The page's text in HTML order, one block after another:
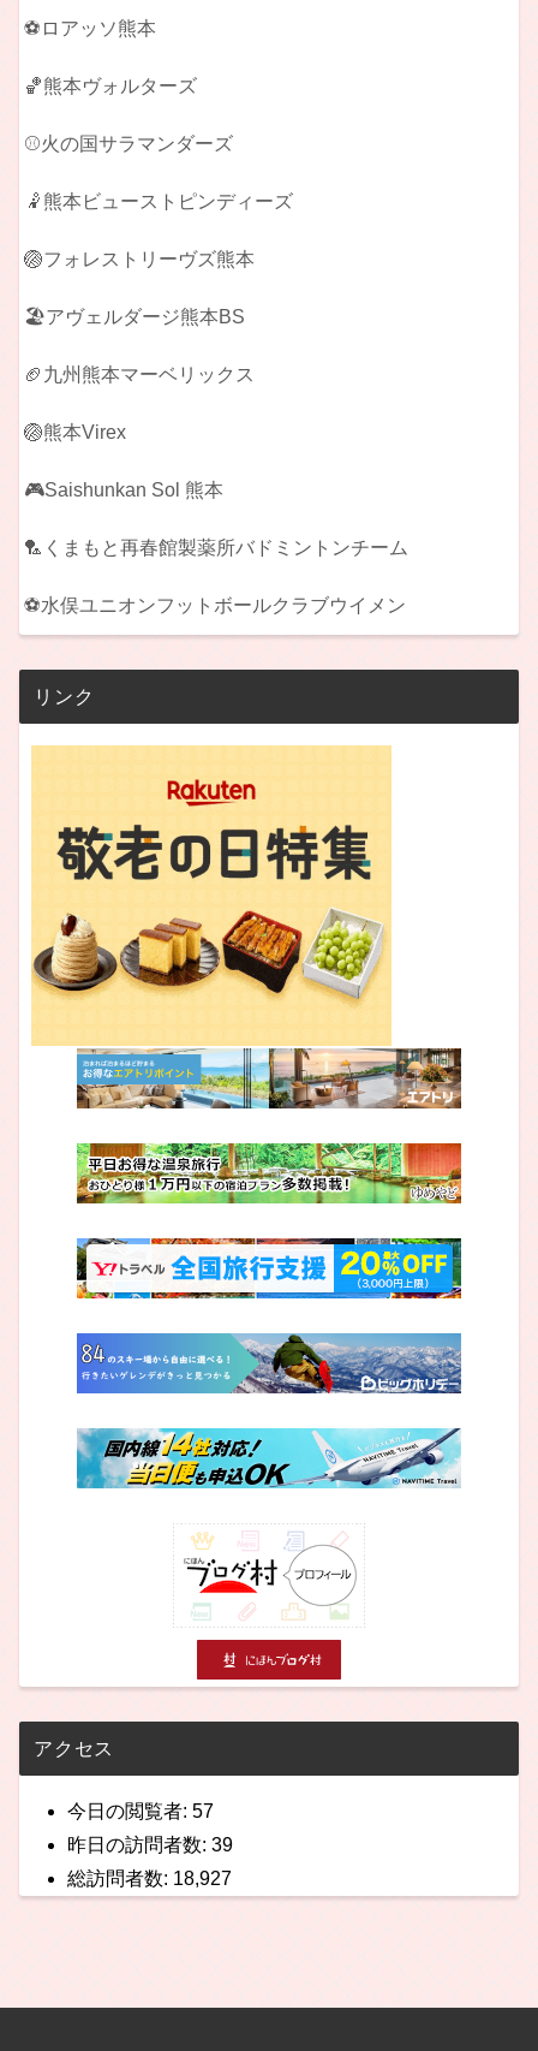
⚽ロアッソ熊本
🏀熊本ヴォルターズ
⚾火の国サラマンダーズ
🤾熊本ビューストピンディーズ
🏐フォレストリーヴズ熊本
🏖️アヴェルダージ熊本BS
🏈九州熊本マーベリックス
🏐熊本Virex
🎮Saishunkan Sol 熊本
🏸くまもと再春館製薬所バドミントンチーム
⚽水俣ユニオンフットボールクラブウイメン
リンク
アクセス
今日の閲覧者: 57
昨日の訪問者数: 39
総訪問者数: 18,927